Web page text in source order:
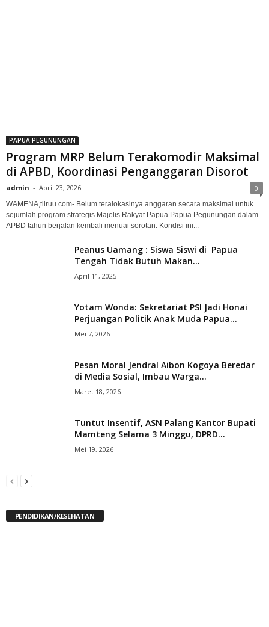
PAPUA PEGUNUNGAN
Program MRP Belum Terakomodir Maksimal
di APBD, Koordinasi Penganggaran Disorot
admin - April 23, 2026 0
WAMENA,tiiruu.com- Belum teralokasinya anggaran secara maksimal untuk
sejumlah program strategis Majelis Rakyat Papua Papua Pegunungan dalam
APBD tahun berjalan kembali menuai sorotan. Kondisi ini...
Peanus Uamang : Siswa Siswi di Papua
Tengah Tidak Butuh Makan...
April 11, 2025
Yotam Wonda: Sekretariat PSI Jadi Honai
Perjuangan Politik Anak Muda Papua...
Mei 7, 2026
Pesan Moral Jendral Aibon Kogoya Beredar
di Media Sosial, Imbau Warga...
Maret 18, 2026
Tuntut Insentif, ASN Palang Kantor Bupati
Mamteng Selama 3 Minggu, DPRD...
Mei 19, 2026
PENDIDIKAN/KESEHATAN